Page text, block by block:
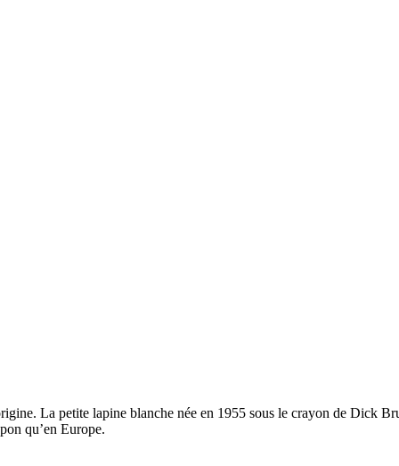
La petite lapine blanche née en 1955 sous le crayon de Dick
qu’en Europe.